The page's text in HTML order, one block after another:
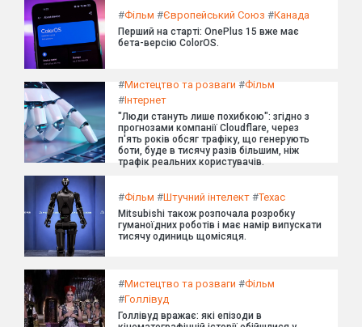
#Фільм #Європейський Союз #Канада
Перший на старті: OnePlus 15 вже має
бета-версію ColorOS.
#Мистецтво та розваги #Фільм
#Інтернет
"Люди стануть лише похибкою": згідно з
прогнозами компанії Cloudflare, через
п'ять років обсяг трафіку, що генерують
боти, буде в тисячу разів більшим, ніж
трафік реальних користувачів.
#Фільм #Штучний інтелект #Техас
Mitsubishi також розпочала розробку
гуманоїдних роботів і має намір випускати
тисячу одиниць щомісяця.
#Мистецтво та розваги #Фільм
#Голлівуд
Голлівуд вражає: які епізоди в